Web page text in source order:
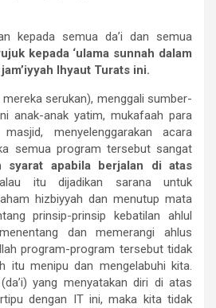
kepada semua da’i dan semua
kepada ‘ulama sunnah dalam
Ihyaut Turats ini.
serukan), menggali sumber-
anak-anak yatim, mukafaah para
masjid, menyelenggarakan acara
semua program tersebut sangat
syarat apabila berjalan di atas
itu dijadikan sarana untuk
hizbiyyah dan menutup mata
prinsip-prinsip kebatilan ahlul
dan memerangi ahlus
program-program tersebut tidak
itu menipu dan mengelabuhi kita.
yang menyatakan diri di atas
dengan IT ini, maka kita tidak